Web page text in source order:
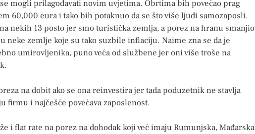
mogli prilagođavati novim uvjetima. Obrtima bih povećao prag
60,000 eura i tako bih potaknuo da se što više ljudi samozaposli.
nekih 13 posto jer smo turistička zemlja, a porez na hranu smanjio
neke zemlje koje su tako suzbile inflaciju. Naime zna se da je
umirovljenika, puno veća od službene jer oni više troše na
na dobit ako se ona reinvestira jer tada poduzetnik ne stavlja
firmu i najčešće povećava zaposlenost.
i flat rate na porez na dohodak koji već imaju Rumunjska, Mađarska